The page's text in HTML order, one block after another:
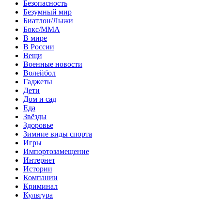
Безопасность
Безумный мир
Биатлон/Лыжи
Бокс/MMA
В мире
В России
Вещи
Военные новости
Волейбол
Гаджеты
Дети
Дом и сад
Еда
Звёзды
Здоровье
Зимние виды спорта
Игры
Импортозамещение
Интернет
Истории
Компании
Криминал
Культура